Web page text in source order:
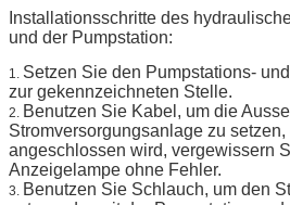
Installationsschritte des
und der Pumpstation:
1. Setzen Sie den Pumpstations-
zur gekennzeichneten Stelle.
2. Benutzen Sie Kabel, um die
Stromversorgungsanlage zu
angeschlossen wird, vergewissern
Anzeigelampe ohne Fehler.
3. Benutzen Sie Schlauch, um den